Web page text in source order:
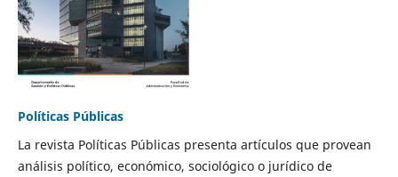
Políticas Públicas
La revista Políticas Públicas presenta artículos que provean
análisis político, económico, sociológico o jurídico de